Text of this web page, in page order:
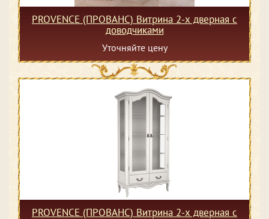
PROVENCE (ПРОВАНС) Витрина 2-х дверная с
доводчиками
Уточняйте цену
PROVENCE (ПРОВАНС) Витрина 2-х дверная с